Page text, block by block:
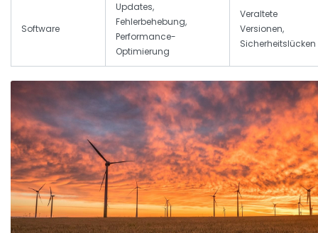
Software
Updates,
Fehlerbehebung,
Performance-
Optimierung
Veraltete
Versionen,
Sicherheitslücken